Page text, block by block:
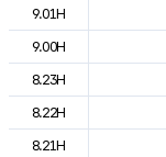
9.01H
9.00H
8.23H
8.22H
8.21H